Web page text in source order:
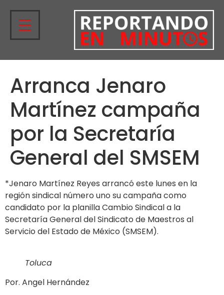
Arranca Jenaro
Martínez campaña
por la Secretaría
General del SMSEM
*Jenaro Martínez Reyes arrancó este lunes en la
región sindical número uno su campaña como
candidato por la planilla Cambio Sindical a la
Secretaría General del Sindicato de Maestros al
Servicio del Estado de México (SMSEM).
Toluca
Por. Angel Hernández